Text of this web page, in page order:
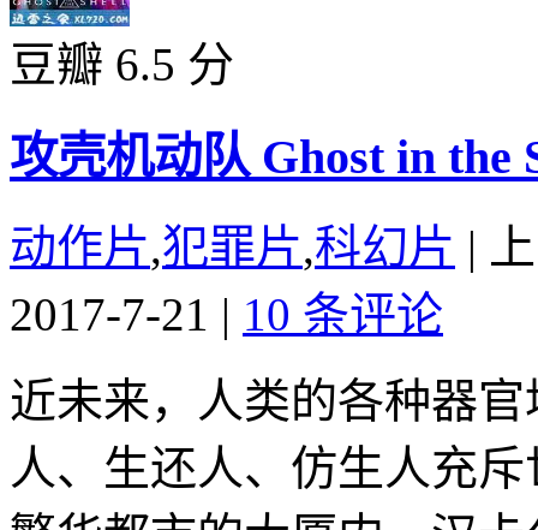
豆瓣 6.5 分
攻壳机动队 Ghost in the
动作片,犯罪片,科幻片 |
2017-7-21 | 10 条评论
近未来，人类的各种器
人、生还人、仿生人充